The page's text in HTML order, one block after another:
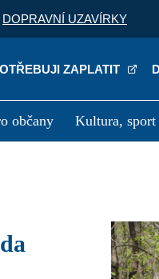
DOPRAVNÍ UZAVÍRKY
ZAPLATIT
občany Kultura, sport